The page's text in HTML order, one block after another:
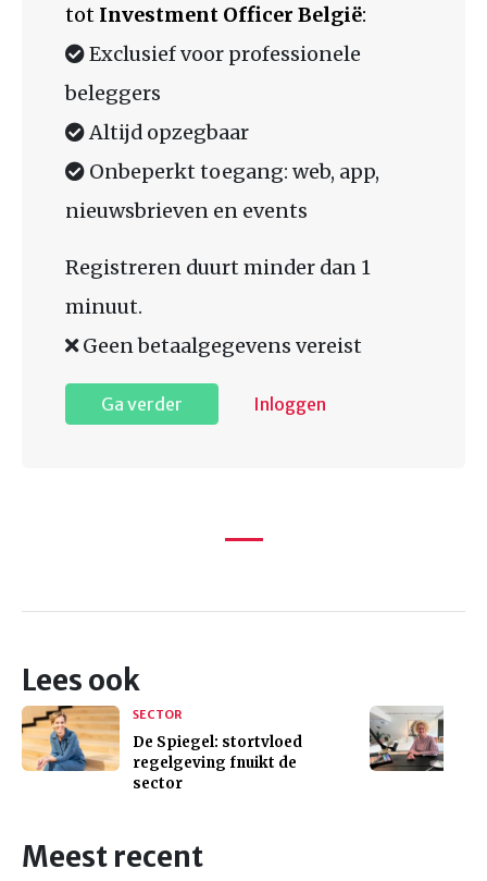
tot Investment Officer België:
Exclusief voor professionele
beleggers
Altijd opzegbaar
Onbeperkt toegang: web, app,
nieuwsbrieven en events
Registreren duurt minder dan 1
minuut.
Geen betaalgegevens vereist
Ga verder Inloggen
Lees ook
SECTOR
De Spiegel: stortvloed
regelgeving fnuikt de
sector
Meest recent